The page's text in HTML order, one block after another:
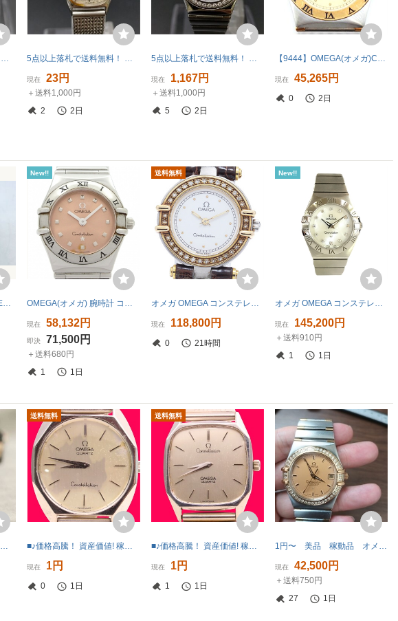
5点以上落札で送料無料！ オメガ Omega 腕時計 動作品 156240（オメガ） レディース 4486229 5点以上落札で送料無料！ オメガ Omega 腕時計 動作品 551.029（オメガ） レディース 2330483
現在 23円
＋送料1,000円
2
2日
5点以上落札で送料無料！ オメガ Omega 腕時計 不動品 895.1243（オメガ） レディース 2330930
現在 1,167円
＋送料1,000円
5
2日
【9444】OMEGA(オメガ)Constellation コンステレーション マンハッタン クォーツ S/S・K18コンビ 80-90's ヴィンテージ 動作確認済
現在 45,265円
0 2日
1円〜【希少 稼働品】OMEGA オメガ Constellation コンステレーション 14902.61 SC Cal.561 自動巻き メンズ 腕時計【60】260803OS5E6N
New!!
OMEGA(オメガ) 腕時計 コンステレーション ミニ マイチョイス 1561.61 レディース SS ピンク
現在 58,132円
即決 71,500円
＋送料680円
1
1日
送料無料
オメガ OMEGA コンステレーション ダイヤベゼル クォーツ レディース _943308
現在 118,800円
0 21時間
New!!
オメガ OMEGA コンステレーション クォーツ 24 123.10.24.60.55.001 12Pダイヤ ホワイトシェル 稼働品 腕時計 中古 T11393706
現在 145,200円
＋送料910円
1
1日
【2026年6月OH済】1964年製 オメガ コンステレーション 12角 ノンデイト クロスライン
送料無料
■♪価格高騰！ 資産価値! 稼働 電池新品 メンズ ビンテージ 高級超レア！ OMEGA オメガConstellation コンステレーション QUATZ クオーツ
現在 1円
0 1日
送料無料
■♪価格高騰！ 資産価値! 稼働 電池新品 メンズ ビンテージ 高級超レア！ OMEGA オメガConstellation コンステレーション QUATZ クオーツ
現在 1円
1 1日
1円〜 美品 稼動品 オメガ OMEGA コンステレーション デイト 11Pダイヤモンド イエロー文字盤 メンズ アフターダイヤ 自動巻き 腕時計
現在 42,500円
＋送料750円
27
1日